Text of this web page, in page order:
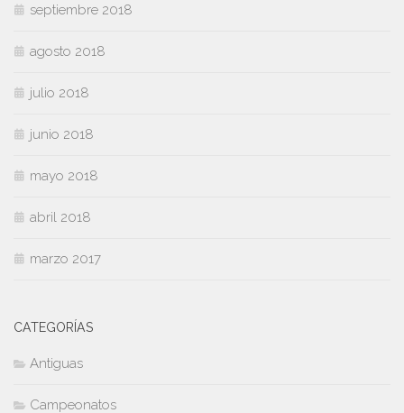
septiembre 2018
agosto 2018
julio 2018
junio 2018
mayo 2018
abril 2018
marzo 2017
CATEGORÍAS
Antiguas
Campeonatos